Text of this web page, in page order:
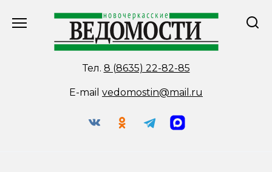
Тел. 8 (8635) 22-82-85
E-mail vedomostin@mail.ru